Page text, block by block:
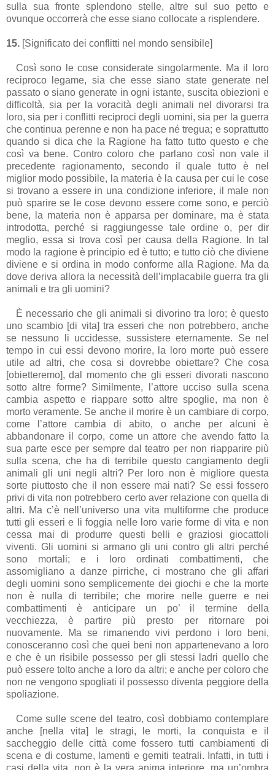
sulla sua fronte splendono stelle, altre sul suo petto e
ovunque occorrerà che esse siano collocate a risplendere.
15. [Significato dei conflitti nel mondo sensibile]
Così sono le cose considerate singolarmente. Ma il loro
reciproco legame, sia che esse siano state generate nel
passato o siano generate in ogni istante, suscita obiezioni e
difficoltà, sia per la voracità degli animali nel divorarsi tra
loro, sia per i conflitti reciproci degli uomini, sia per la guerra
che continua perenne e non ha pace né tregua; e soprattutto
quando si dica che la Ragione ha fatto tutto questo e che
così va bene. Contro coloro che parlano così non vale il
precedente ragionamento, secondo il quale tutto è nel
miglior modo possibile, la materia è la causa per cui le cose
si trovano a essere in una condizione inferiore, il male non
può sparire se le cose devono essere come sono, e perciò
bene, la materia non è apparsa per dominare, ma è stata
introdotta, perché si raggiungesse tale ordine o, per dir
meglio, essa si trova così per causa della Ragione. In tal
modo la ragione è principio ed è tutto; e tutto ciò che diviene
diviene e si ordina in modo conforme alla Ragione. Ma da
dove deriva allora la necessità dell’implacabile guerra tra gli
animali e tra gli uomini?
È necessario che gli animali si divorino tra loro; è questo
uno scambio [di vita] tra esseri che non potrebbero, anche
se nessuno li uccidesse, sussistere eternamente. Se nel
tempo in cui essi devono morire, la loro morte può essere
utile ad altri, che cosa si dovrebbe obiettare? Che cosa
[obietteremo], dal momento che gli esseri divorati nascono
sotto altre forme? Similmente, l’attore ucciso sulla scena
cambia aspetto e riappare sotto altre spoglie, ma non è
morto veramente. Se anche il morire è un cambiare di corpo,
come l’attore cambia di abito, o anche per alcuni è
abbandonare il corpo, come un attore che avendo fatto la
sua parte esce per sempre dal teatro per non riapparire più
sulla scena, che ha di terribile questo cangiamento degli
animali gli uni negli altri? Per loro non è migliore questa
sorte piuttosto che il non essere mai nati? Se essi fossero
privi di vita non potrebbero certo aver relazione con quella di
altri. Ma c’è nell’universo una vita multiforme che produce
tutti gli esseri e li foggia nelle loro varie forme di vita e non
cessa mai di produrre questi belli e graziosi giocattoli
viventi. Gli uomini si armano gli uni contro gli altri perché
sono mortali; e i loro ordinati combattimenti, che
assomigliano a danze pirriche, ci mostrano che gli affari
degli uomini sono semplicemente dei giochi e che la morte
non è nulla di terribile; che morire nelle guerre e nei
combattimenti è anticipare un po’ il termine della
vecchiezza, è partire più presto per ritornare poi
nuovamente. Ma se rimanendo vivi perdono i loro beni,
conosceranno così che quei beni non appartenevano a loro
e che è un risibile possesso per gli stessi ladri quello che
può essere tolto anche a loro da altri; e anche per coloro che
non ne vengono spogliati il possesso diventa peggiore della
spoliazione.
Come sulle scene del teatro, così dobbiamo contemplare
anche [nella vita] le stragi, le morti, la conquista e il
saccheggio delle città come fossero tutti cambiamenti di
scena e di costume, lamenti e gemiti teatrali. Infatti, in tutti i
casi della vita, non è la vera anima interiore, ma un’ombra